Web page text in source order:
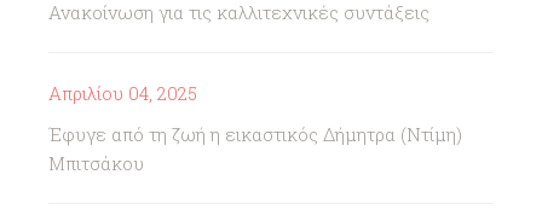
Ανακοίνωση για τις καλλιτεχνικές συντάξεις
Απριλίου 04, 2025
Έφυγε από τη ζωή η εικαστικός Δήμητρα (Ντίμη)
Μπιτσάκου